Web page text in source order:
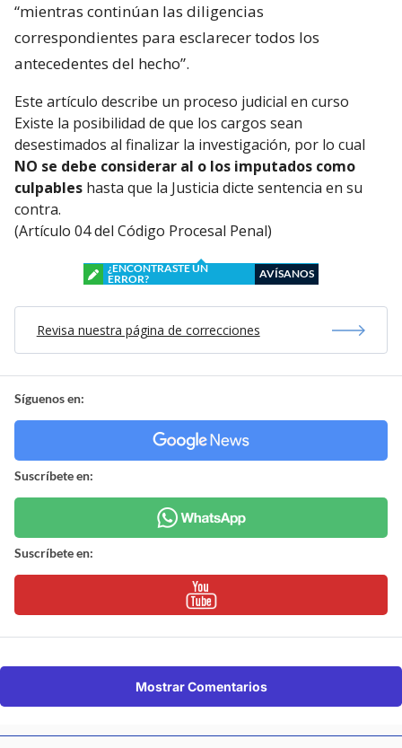
“mientras continúan las diligencias
correspondientes para esclarecer todos los
antecedentes del hecho”.
Este artículo describe un proceso judicial en curso
Existe la posibilidad de que los cargos sean
desestimados al finalizar la investigación, por lo cual
NO se debe considerar al o los imputados como
culpables hasta que la Justicia dicte sentencia en su
contra.
(Artículo 04 del Código Procesal Penal)
¿ENCONTRASTE UN
ERROR?
AVÍSANOS
Revisa nuestra página de correcciones
Síguenos en:
Suscríbete en:
Suscríbete en:
Mostrar Comentarios